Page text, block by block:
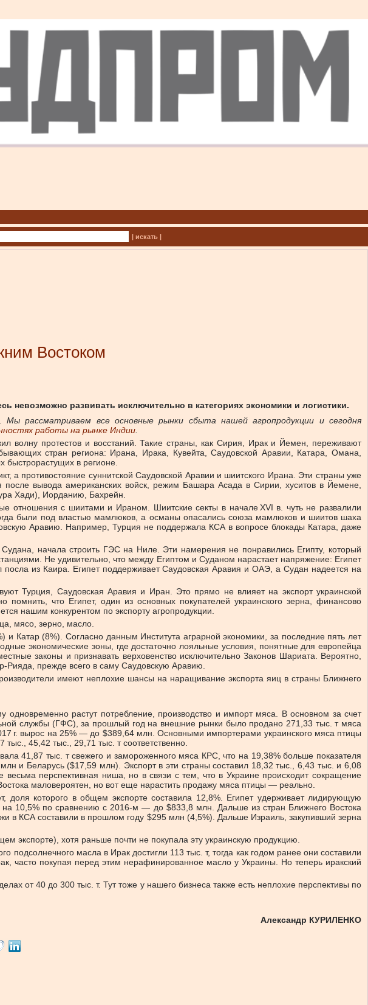
| искать |
Востоком
невозможно развивать исключительно в категориях экономики и логистики.
Мы рассматриваем все основные рынки сбыта нашей агропродукции и сегодня
работы на рынке Индии
волну протестов и восстаний. Такие страны, как Сирия, Ирак и Йемен, переживают
стран региона: Ирана, Ирака, Кувейта, Саудовской Аравии, Катара, Омана,
в регионе.
а противостояние суннитской Саудовской Аравии и шиитского Ирана. Эти страны уже
вывода американских войск, режим Башара Асада в Сирии, хуситов в Йемене,
Хади), Иорданию, Бахрейн.
отношения с шиитами и Ираном. Шиитские секты в начале ХVI в. чуть не развалили
были под властью мамлюков, а османы опасались союза мамлюков и шиитов шаха
Аравию. Например, Турция не поддержала КСА в вопросе блокады Катара, даже
начала строить ГЭС на Ниле. Эти намерения не понравились Египту, который
Не удивительно, что между Египтом и Суданом нарастает напряжение: Египет
из Каира. Египет поддерживает Саудовская Аравия и ОАЭ, а Судан надеется на
Турция, Саудовская Аравия и Иран. Это прямо не влияет на экспорт украинской
что Египет, один из основных покупателей украинского зерна, финансово
нашим конкурентом по экспорту агропродукции.
мясо, зерно, масло.
Катар (8%). Согласно данным Института аграрной экономики, за последние пять лет
экономические зоны, где достаточно лояльные условия, понятные для европейца
законы и признавать верховенство исключительно Законов Шариата. Вероятно,
Рияда, прежде всего в саму Саудовскую Аравию.
имеют неплохие шансы на наращивание экспорта яиц в страны Ближнего
одновременно растут потребление, производство и импорт мяса. В основном за счет
службы (ГФС), за прошлый год на внешние рынки было продано 271,33 тыс. т мяса
г. вырос на 25% — до $389,64 млн. Основными импортерами украинского мяса птицы
45,42 тыс., 29,71 тыс. т соответственно.
41,87 тыс. т свежего и замороженного мяса КРС, что на 19,38% больше показателя
и Беларусь ($17,59 млн). Экспорт в эти страны составил 18,32 тыс., 6,43 тыс. и 6,08
перспективная ниша, но в связи с тем, что в Украине происходит сокращение
маловероятен, но вот еще нарастить продажу мяса птицы — реально.
доля которого в общем экспорте составила 12,8%. Египет удерживает лидирующую
на 10,5% по сравнению с 2016-м — до $833,8 млн. Дальше из стран Ближнего Востока
в КСА составили в прошлом году $295 млн (4,5%). Дальше Израиль, закупивший зерна
экспорте), хотя раньше почти не покупала эту украинскую продукцию.
подсолнечного масла в Ирак достигли 113 тыс. т, тогда как годом ранее они составили
часто покупая перед этим нерафинированное масло у Украины. Но теперь иракский
от 40 до 300 тыс. т. Тут тоже у нашего бизнеса также есть неплохие перспективы по
Александр КУРИЛЕНКО